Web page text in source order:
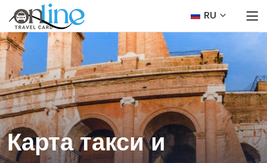
RU
Карта такси и